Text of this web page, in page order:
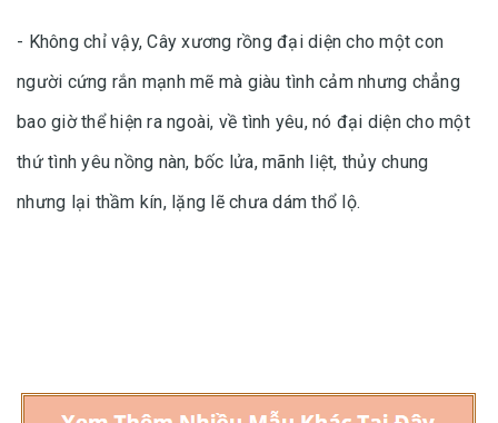
- Không chỉ vậy, Cây xương rồng đại diện cho một con
người cứng rắn mạnh mẽ mà giàu tình cảm nhưng chẳng
bao giờ thể hiện ra ngoài, về tình yêu, nó đại diện cho một
thứ tình yêu nồng nàn, bốc lửa, mãnh liệt, thủy chung
nhưng lại thầm kín, lặng lẽ chưa dám thổ lộ.